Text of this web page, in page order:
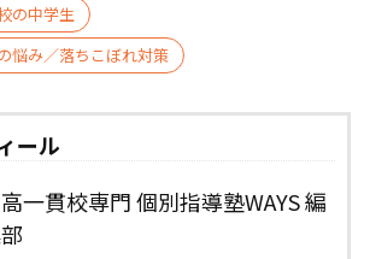
の中学生
悩み／落ちこぼれ対策
ール
一貫校専門 個別指導塾WAYS 編